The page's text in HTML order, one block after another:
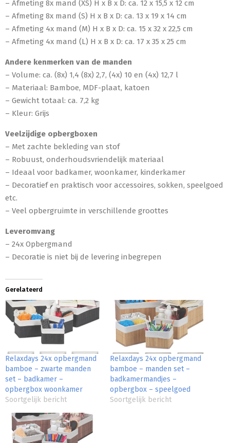
– Afmeting 8x mand (XS) H x B x D: ca. 12 x 15,5 x 12 cm
– Afmeting 8x mand (S) H x B x D: ca. 13 x 19 x 14 cm
– Afmeting 4x mand (M) H x B x D: ca. 15 x 32 x 22,5 cm
– Afmeting 4x mand (L) H x B x D: ca. 17 x 35 x 25 cm
Andere kenmerken van de manden
– Volume: ca. (8x) 1,4 (8x) 2,7, (4x) 10 en (4x) 12,7 l
– Materiaal: Bamboe, MDF-plaat, katoen
– Gewicht totaal: ca. 7,2 kg
– Kleur: Grijs
Veelzijdige opbergboxen
– Met zachte bekleding van stof
– Robuust, onderhoudsvriendelijk materiaal
– Ideaal voor badkamer, woonkamer, kinderkamer
– Decoratief en praktisch voor accessoires, sokken, speelgoed
etc.
– Veel opbergruimte in verschillende groottes
Leveromvang
– 24x Opbergmand
– Decoratie is niet bij de levering inbegrepen
Gerelateerd
Relaxdays 24x opbergmand
bamboe – zwarte manden
set – badkamer –
opbergbox woonkamer
Soortgelijk bericht
Relaxdays 24x opbergmand
bamboe – manden set –
badkamermandjes –
opbergbox – speelgoed
Soortgelijk bericht